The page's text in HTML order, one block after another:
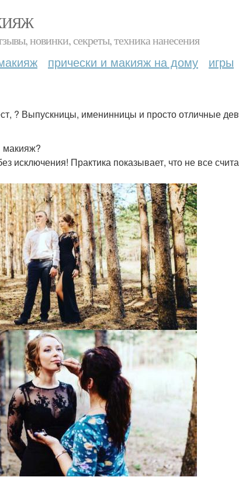
новинки, секреты, техника нанесения
прически и макияж на дому игры
? Выпускницы, именинницы и просто отличные
макияж?
исключения! Практика показывает, что не все